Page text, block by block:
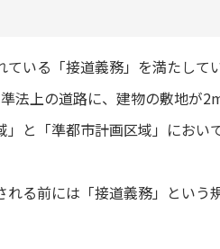
いる「接道義務」を満たして
法上の道路に、建物の敷地が
と「準都市計画区域」にお
る前には「接道義務」とい